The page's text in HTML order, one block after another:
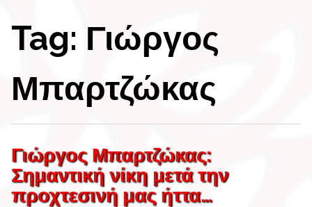
Tag: Γιώργος
Μπαρτζώκας
Γιώργος Μπαρτζώκας:
Σημαντική νίκη μετά την
προχτεσινή μας ήττα…